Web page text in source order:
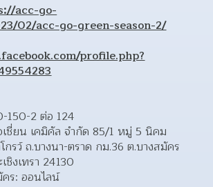
acc-go-
02/acc-go-green-season-2/
profile.php?
150-2 ต่อ 124
ชี่ยน เคมิคัล จำกัด 85/1 หมู่ 5 นิคม
กรว์ ถ.บางนา-ตราด กม.36 ต.บางสมัคร
ชิงเทรา 24130
คร: ออนไลน์